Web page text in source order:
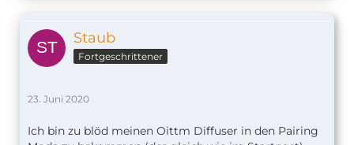
Staub
Fortgeschrittener
23. Juni 2020
Ich bin zu blöd meinen Oittm Diffuser in den Pairing